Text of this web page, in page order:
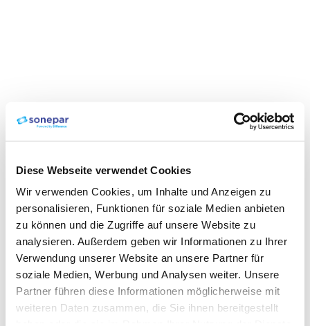
Diese Webseite verwendet Cookies
Wir verwenden Cookies, um Inhalte und Anzeigen zu
personalisieren, Funktionen für soziale Medien anbieten
zu können und die Zugriffe auf unsere Website zu
analysieren. Außerdem geben wir Informationen zu Ihrer
Verwendung unserer Website an unsere Partner für
soziale Medien, Werbung und Analysen weiter. Unsere
Partner führen diese Informationen möglicherweise mit
weiteren Daten zusammen, die Sie ihnen bereitgestellt